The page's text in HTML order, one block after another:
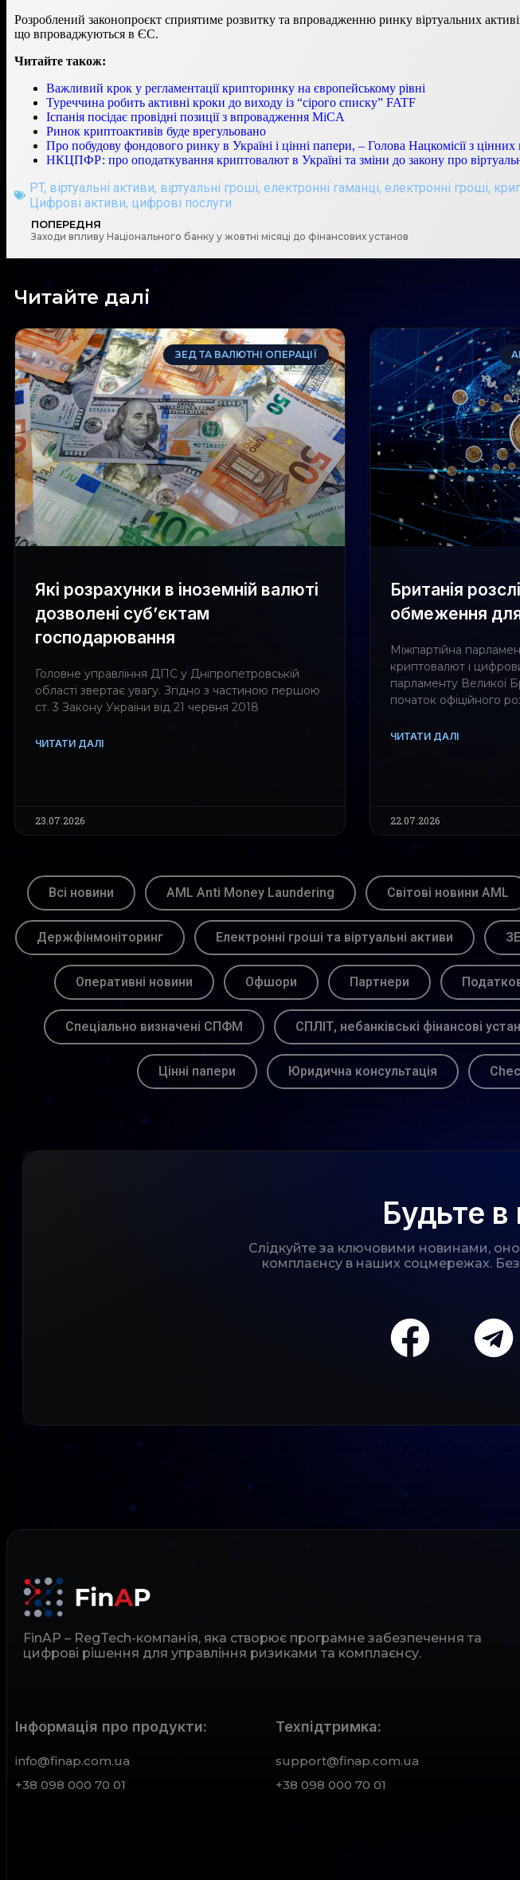
Розроблений законопроєкт сприятиме розвитку та впровадженню ринку віртуальних
що впроваджуються в ЄС.
Читайте також:
Важливий крок у регламентації крипторинку на європейському рівні
Туреччина робить активні кроки до виходу із “сірого списку” FATF
Іспанія посідає провідні позиції з впровадження MiCA
Ринок криптоактивів буде врегульовано
Про побудову фондового ринку в Україні і цінні папери, – Голова Нацкомісії з цінних
НКЦПФР: про оподаткування криптовалют в Україні та зміни до закону про
PT, віртуальні активи, віртуальні гроші, електронні гаманці, електронні гроші,
Цифрові активи, цифрові послуги
ПОПЕРЕДНЯ
Заходи впливу Національного банку у жовтні місяці до фінансових установ
Читайте далі
ЗЕД ТА ВАЛЮТНІ ОПЕРАЦІЇ
Які розрахунки в іноземній валюті
дозволені суб’єктам
господарювання
Головне управління ДПС у Дніпропетровській
області звертає увагу. Згідно з частиною першою
ст. 3 Закону України від 21 червня 2018
ЧИТАТИ ДАЛІ
23.07.2026
Британія
обмеження
Міжпартійна
криптовалют і
парламенту Великої
початок офіційного
ЧИТАТИ ДАЛІ
22.07.2026
Всі новини AML Anti Money Laundering Світові новини AML
Держфінмоніторинг Електронні гроші та віртуальні активи
Оперативні новини Офшори Партнери
Спеціально визначені СПФМ СПЛІТ, небанківські фінансові
Цінні папери Юридична консультація
Будьте в
Слідкуйте за ключовими новинами,
комплаєнсу в наших соцмережах.
FinAP – RegTech-компанія, яка створює програмне забезпечення та
цифрові рішення для управління ризиками та комплаєнсу.
Інформація про продукти:
info@finap.com.ua
+38 098 000 70 01
Техпідтримка:
support@finap.com.ua
+38 098 000 70 01